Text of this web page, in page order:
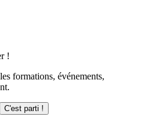
!
formations, événements,
C'est parti !